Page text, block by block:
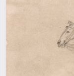
Impressionismo, onda
nudo.